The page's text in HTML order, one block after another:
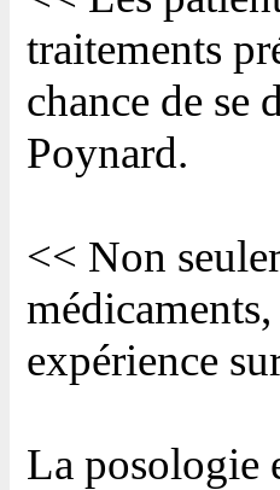
traitements
chance de se
Poynard.
<< Non
expérience
La posologie